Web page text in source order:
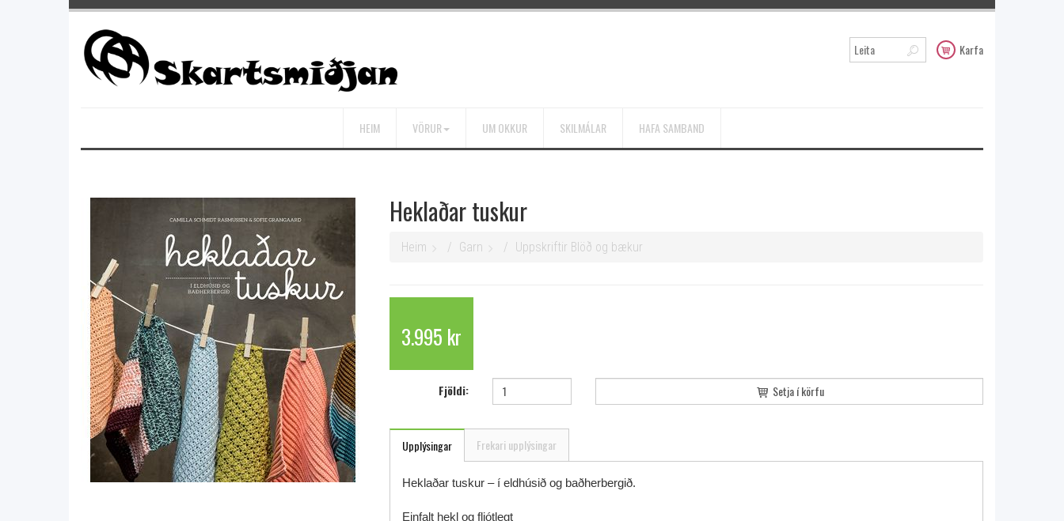
Karfa
HEIM VÖRUR UM OKKUR SKILMÁLAR HAFA SAMBAND
Heklaðar tuskur
Heim Garn Uppskriftir Blöð og bækur
3.995 kr
Fjöldi: Setja í körfu
Upplýsingar Frekari upplýsingar
Heklaðar tuskur – í eldhúsið og baðherbergið.
Einfalt hekl og fljótlegt